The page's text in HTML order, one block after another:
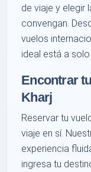
de viaje y elegir
convengan.
vuelos
ideal está a
Encontrar
Kharj
Reservar tu
viaje en sí.
experiencia
ingresa tu